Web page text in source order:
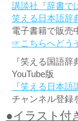
講談社『辞書で
笑える日本語辞
電子書籍で販売
☞こちらへどう
『笑える国語
YouTube版
『笑える日本語
チャンネル登録
●イラスト付